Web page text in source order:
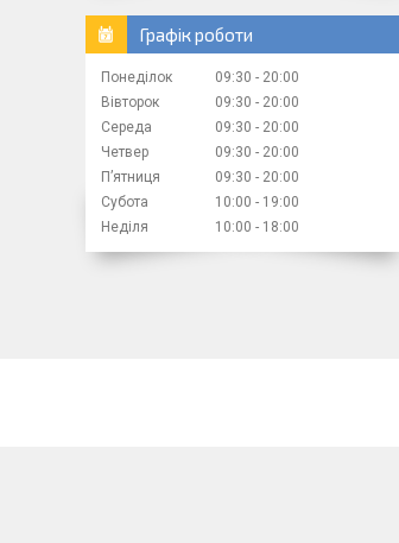
Графік роботи
Понеділок 09:30
20:00
Вівторок
09:30
20:00
Середа
09:30
20:00
Четвер
09:30
20:00
Пʼятниця
09:30
20:00
Субота
10:00
19:00
Неділя
10:00 18:00